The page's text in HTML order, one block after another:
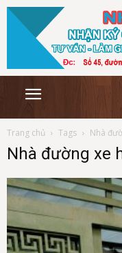
Trang chủ Tags Nhà
Nhà đường xe